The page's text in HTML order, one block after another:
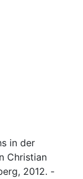
in der
Christian
2012. -